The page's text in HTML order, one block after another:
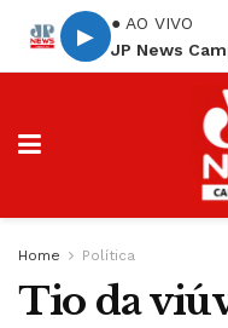
▶
● AO VIVO
JP News
Home Política
Tio da